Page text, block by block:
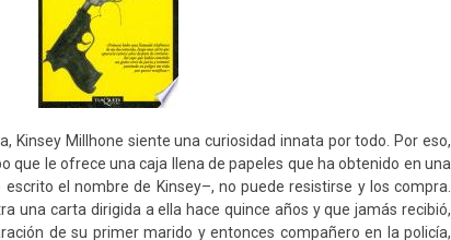
Kinsey Millhone siente una curiosidad innata por todo. Por eso,
que le ofrece una caja llena de papeles que ha obtenido en una
el nombre de Kinsey–, no puede resistirse y los compra.
una carta dirigida a ella hace quince años y que jamás recibió,
de su primer marido y entonces compañero en la policía,